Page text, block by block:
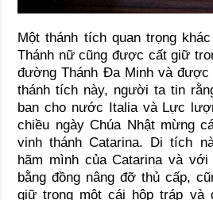
Một thánh tích quan trọng
Thánh nữ cũng được cất giữ
đường Thánh Đa Minh và
thánh tích này, người ta tin
ban cho nước Italia và Lực
chiều ngày Chúa Nhật mừng
vinh thánh Catarina. Di tích
hãm mình của Catarina và
bằng đồng nâng đỡ thủ cấp,
giữ trong một cái hộp tráp và